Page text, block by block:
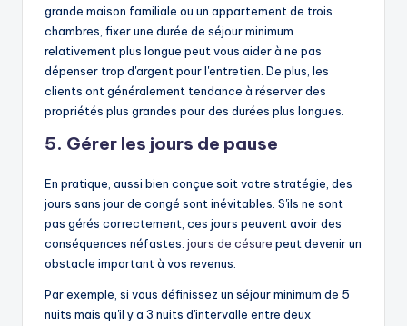
grande maison familiale ou un appartement de trois
chambres, fixer une durée de séjour minimum
relativement plus longue peut vous aider à ne pas
dépenser trop d'argent pour l'entretien. De plus, les
clients ont généralement tendance à réserver des
propriétés plus grandes pour des durées plus longues.
5. Gérer les jours de pause
En pratique, aussi bien conçue soit votre stratégie, des
jours sans jour de congé sont inévitables. S'ils ne sont
pas gérés correctement, ces jours peuvent avoir des
conséquences néfastes. jours de césure peut devenir un
obstacle important à vos revenus.
Par exemple, si vous définissez un séjour minimum de 5
nuits mais qu'il y a 3 nuits d'intervalle entre deux